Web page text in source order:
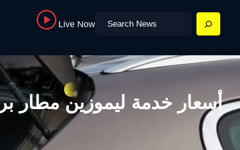
Live Now Search
أسعار خدمة ليموزين مطار